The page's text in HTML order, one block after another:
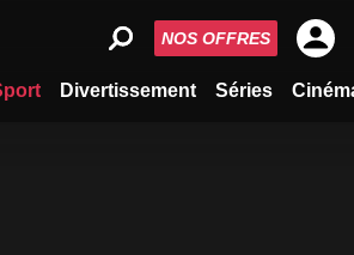
Divertissement Séries
NOS OFFRES